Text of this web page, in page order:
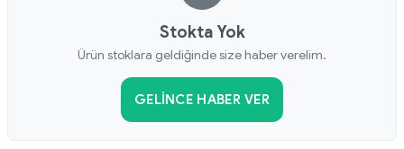
Stokta Yok
Ürün stoklara geldiğinde size haber verelim.
GELINCE HABER VER